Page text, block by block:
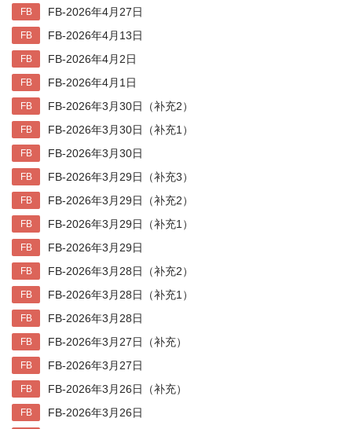
FB FB-2026年4月27日
FB FB-2026年4月13日
FB FB-2026年4月2日
FB FB-2026年4月1日
FB FB-2026年3月30日（补充2）
FB FB-2026年3月30日（补充1）
FB FB-2026年3月30日
FB FB-2026年3月29日（补充3）
FB FB-2026年3月29日（补充2）
FB FB-2026年3月29日（补充1）
FB FB-2026年3月29日
FB FB-2026年3月28日（补充2）
FB FB-2026年3月28日（补充1）
FB FB-2026年3月28日
FB FB-2026年3月27日（补充）
FB FB-2026年3月27日
FB FB-2026年3月26日（补充）
FB FB-2026年3月26日